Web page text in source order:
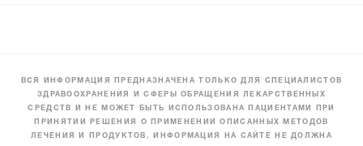
ВСЯ ИНФОРМАЦИЯ ПРЕДНАЗНАЧЕНА ТОЛЬКО ДЛЯ СПЕЦИАЛИСТОВ
ЗДРАВООХРАНЕНИЯ И СФЕРЫ ОБРАЩЕНИЯ ЛЕКАРСТВЕННЫХ
СРЕДСТВ И НЕ МОЖЕТ БЫТЬ ИСПОЛЬЗОВАНА ПАЦИЕНТАМИ ПРИ
ПРИНЯТИИ РЕШЕНИЯ О ПРИМЕНЕНИИ ОПИСАННЫХ МЕТОДОВ
ЛЕЧЕНИЯ И ПРОДУКТОВ. ИНФОРМАЦИЯ НА САЙТЕ НЕ ДОЛЖНА